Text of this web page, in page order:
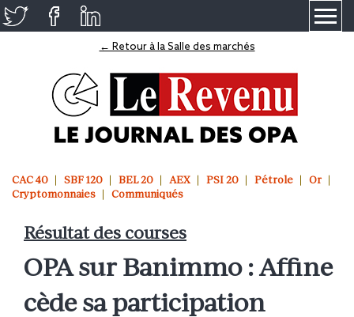
← Retour à la Salle des marchés
CAC 40 SBF 120 BEL 20 AEX PSI 20 Pétrole
Or
Cryptomonnaies
Communiqués
Résultat des courses
OPA sur Banimmo : Affine
cède sa participation